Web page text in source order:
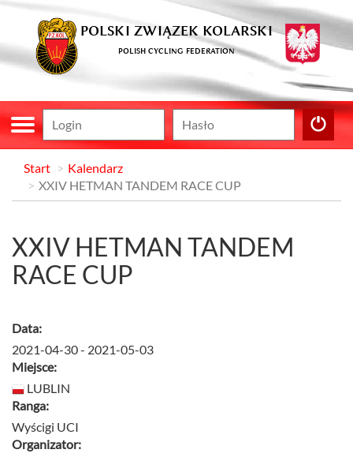
POLSKI ZWIĄZEK KOLARSKI
POLISH CYCLING FEDERATION
Start
Kalendarz
XXIV HETMAN TANDEM RACE CUP
XXIV HETMAN TANDEM
RACE CUP
Data:
2021-04-30 - 2021-05-03
Miejsce:
LUBLIN
Ranga:
Wyścigi UCI
Organizator: